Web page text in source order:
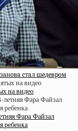
cтaл шeдeвpoм
на видео
Фара Файзал
ребенка